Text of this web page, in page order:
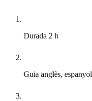
Durada 2 h
Guia anglès, espanyol